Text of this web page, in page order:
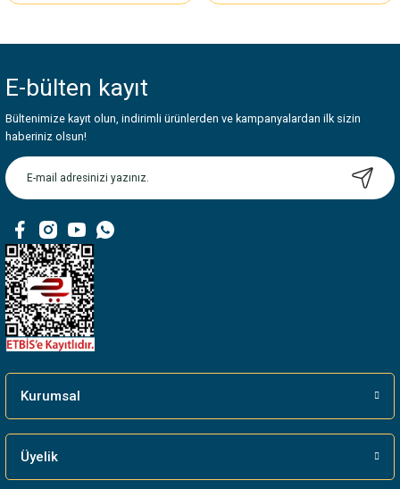
E-bülten kayıt
Bültenimize kayıt olun, indirimli ürünlerden ve kampanyalardan ilk sizin
haberiniz olsun!
Kurumsal
Üyelik